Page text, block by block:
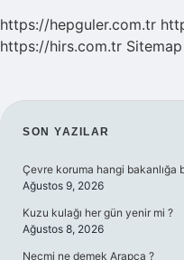
https://hepguler.com.tr
https://hirs.com.tr Sitemap
SIDEBAR
SON YAZILAR
Çevre koruma hangi bakanlığa
Ağustos 9, 2026
Kuzu kulağı her gün yenir mi ?
Ağustos 8, 2026
Necmi ne demek Arapça ?